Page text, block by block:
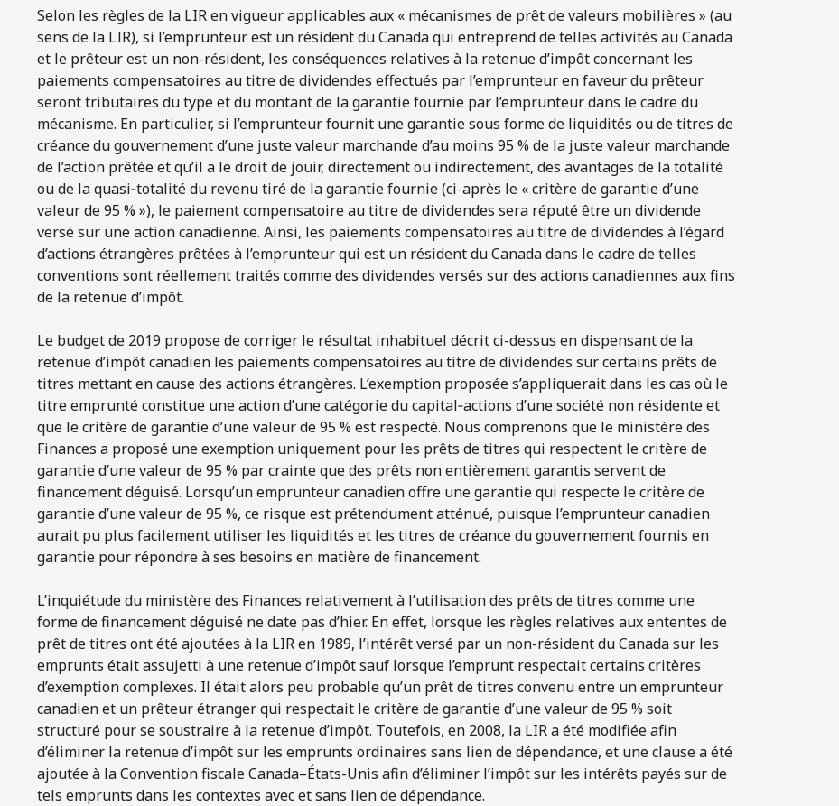
Selon les règles de la LIR en vigueur applicables aux « mécanismes de prêt de valeurs mobilières » (au
sens de la LIR), si l’emprunteur est un résident du Canada qui entreprend de telles activités au Canada
et le prêteur est un non-résident, les conséquences relatives à la retenue d’impôt concernant les
paiements compensatoires au titre de dividendes effectués par l’emprunteur en faveur du prêteur
seront tributaires du type et du montant de la garantie fournie par l’emprunteur dans le cadre du
mécanisme. En particulier, si l’emprunteur fournit une garantie sous forme de liquidités ou de titres de
créance du gouvernement d’une juste valeur marchande d’au moins 95 % de la juste valeur marchande
de l’action prêtée et qu’il a le droit de jouir, directement ou indirectement, des avantages de la totalité
ou de la quasi‑totalité du revenu tiré de la garantie fournie (ci-après le « critère de garantie d’une
valeur de 95 % »), le paiement compensatoire au titre de dividendes sera réputé être un dividende
versé sur une action canadienne. Ainsi, les paiements compensatoires au titre de dividendes à l’égard
d’actions étrangères prêtées à l’emprunteur qui est un résident du Canada dans le cadre de telles
conventions sont réellement traités comme des dividendes versés sur des actions canadiennes aux fins
de la retenue d’impôt.
Le budget de 2019 propose de corriger le résultat inhabituel décrit ci-dessus en dispensant de la
retenue d’impôt canadien les paiements compensatoires au titre de dividendes sur certains prêts de
titres mettant en cause des actions étrangères. L’exemption proposée s’appliquerait dans les cas où le
titre emprunté constitue une action d’une catégorie du capital‑actions d’une société non résidente et
que le critère de garantie d’une valeur de 95 % est respecté. Nous comprenons que le ministère des
Finances a proposé une exemption uniquement pour les prêts de titres qui respectent le critère de
garantie d’une valeur de 95 % par crainte que des prêts non entièrement garantis servent de
financement déguisé. Lorsqu’un emprunteur canadien offre une garantie qui respecte le critère de
garantie d’une valeur de 95 %, ce risque est prétendument atténué, puisque l’emprunteur canadien
aurait pu plus facilement utiliser les liquidités et les titres de créance du gouvernement fournis en
garantie pour répondre à ses besoins en matière de financement.
L’inquiétude du ministère des Finances relativement à l’utilisation des prêts de titres comme une
forme de financement déguisé ne date pas d’hier. En effet, lorsque les règles relatives aux ententes de
prêt de titres ont été ajoutées à la LIR en 1989, l’intérêt versé par un non-résident du Canada sur les
emprunts était assujetti à une retenue d’impôt sauf lorsque l’emprunt respectait certains critères
d’exemption complexes. Il était alors peu probable qu’un prêt de titres convenu entre un emprunteur
canadien et un prêteur étranger qui respectait le critère de garantie d’une valeur de 95 % soit
structuré pour se soustraire à la retenue d’impôt. Toutefois, en 2008, la LIR a été modifiée afin
d’éliminer la retenue d’impôt sur les emprunts ordinaires sans lien de dépendance, et une clause a été
ajoutée à la Convention fiscale Canada–États-Unis afin d’éliminer l’impôt sur les intérêts payés sur de
tels emprunts dans les contextes avec et sans lien de dépendance.